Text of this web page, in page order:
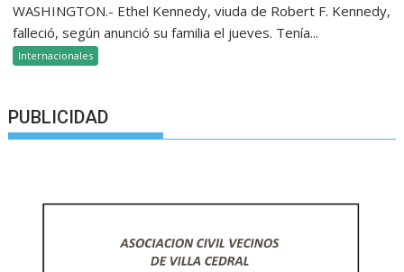
WASHINGTON.- Ethel Kennedy, viuda de Robert F. Kennedy,
falleció, según anunció su familia el jueves. Tenía...
Internacionales
PUBLICIDAD